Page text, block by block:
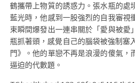
鶴攜帶上物質的誘惑力。張水瓶的處
藍光時，他感到一股強烈的自我審視
束瞬間爆發出一連串關於「愛與被愛
瓶抓著頭，感覺自己的腦袋被強制塞
門》。他的單戀不再是浪漫的傻氣，
逼迫的代數題。